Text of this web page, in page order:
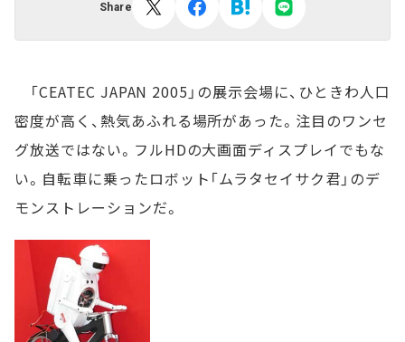
Share
「CEATEC JAPAN 2005」の展示会場に、ひときわ人口
密度が高く、熱気あふれる場所があった。注目のワンセ
グ放送ではない。フルHDの大画面ディスプレイでもな
い。自転車に乗ったロボット「ムラタセイサク君」のデ
モンストレーションだ。